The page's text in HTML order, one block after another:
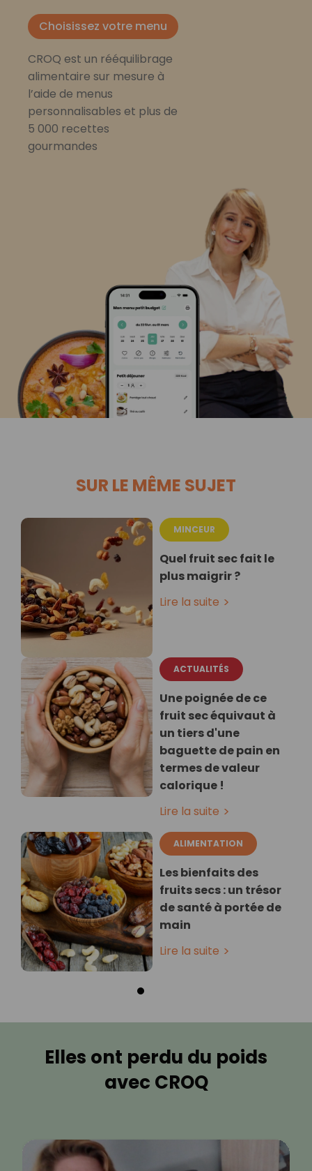
Choisissez votre menu
CROQ est un rééquilibrage
alimentaire sur mesure à
l’aide de menus
personnalisables et plus de
5 000 recettes
gourmandes
SUR LE MÊME SUJET
MINCEUR
Quel fruit sec fait le
plus maigrir ?
Lire la suite
ACTUALITÉS
Une poignée de ce
fruit sec équivaut à
un tiers d'une
baguette de pain en
termes de valeur
calorique !
Lire la suite
ALIMENTATION
Les bienfaits des
fruits secs : un trésor
de santé à portée de
main
Lire la suite
Elles ont perdu du poids
avec CROQ